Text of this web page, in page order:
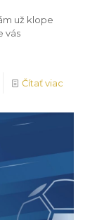
už klope
vás
Čítať viac